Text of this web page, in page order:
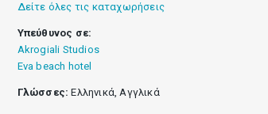
Δείτε όλες τις καταχωρήσεις
Υπεύθυνος σε:
Akrogiali Studios
Eva beach hotel
Γλώσσες: Ελληνικά, Αγγλικά